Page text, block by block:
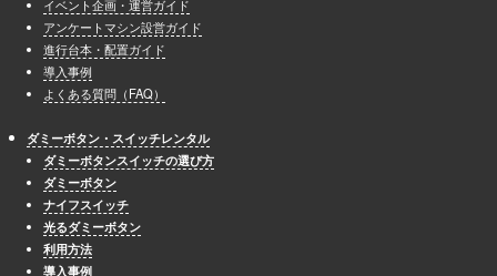
イベント企画・運営ガイド
アンケートマシン設営ガイド
進行台本・配置ガイド
導入事例
よくある質問（FAQ）
ダミーボタン・スイッチレンタル
ダミーボタンスイッチの選び方
ダミーボタン
ナイフスイッチ
光るダミーボタン
利用方法
導入事例